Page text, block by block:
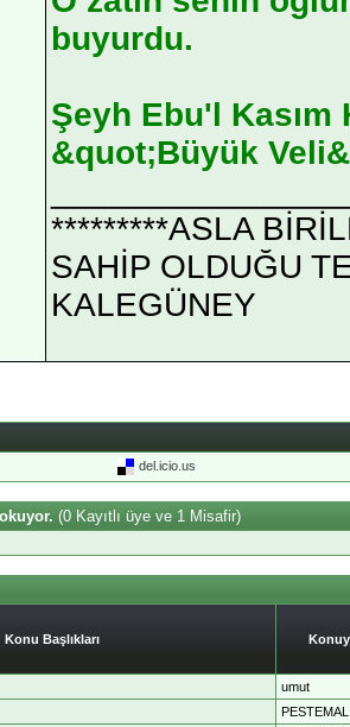
buyurdu.
Şeyh Ebu'l
&quot;Büyük
*********ASLA
SAHİP OLDUĞU
KALEGÜNEY
del.icio.us
(0 Kayıtlı üye ve 1 Misafir)
Konu Başlıkları
umut
PESTEMAL